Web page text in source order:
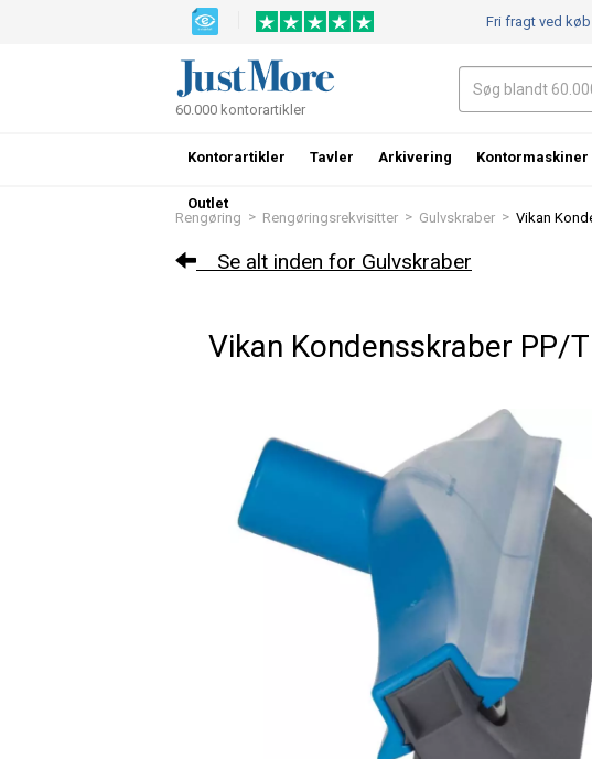
Rengøring > Rengøringsrekvisitter > Gulvskraber > Vikan
Se alt inden for Gulvskraber
Vikan Kondensskraber PP/
Fri fragt ved køb
60.000 kontorartikler
Kontorartikler Tavler Arkivering Kontormaskiner
Outlet